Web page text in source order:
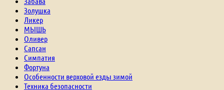
Золушка
Ликер
МЫШЬ
Оливер
Сапсан
Симпатия
Фортуна
Особенности верховой езды зимой
Техника безопасности